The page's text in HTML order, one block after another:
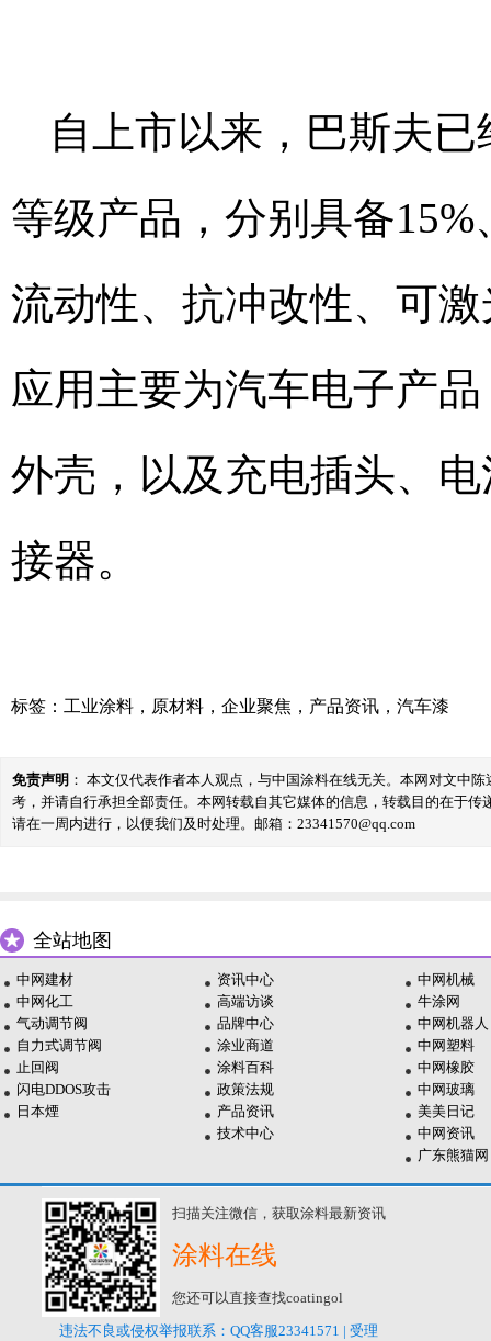
自上市以来，巴斯夫
等级产品，分别具备
流动性、抗冲改性、可
应用主要为汽车电子产
外壳，以及充电插头、
接器。
标签： 工业涂料 ， 原材料 ， 企业聚焦 ， 产品资讯 ， 汽车漆
免责声明 ： 本文仅代表作者本人观点，与中国涂料在线无关。本网对文中
考，并请自行承担全部责任。本网转载自其它媒体的信息，转载目的在于
请在一周内进行，以便我们及时处理。邮箱：23341570@qq.com
全站地图
中网建材
中网化工
气动调节阀
自力式调节阀
止回阀
闪电DDOS攻击
日本煙
资讯中心
高端访谈
品牌中心
涂业商道
涂料百科
政策法规
产品资讯
技术中心
中网机械
牛涂网
中网机器人
中网塑料
中网橡胶
中网玻璃
美美日记
中网资讯
广东熊猫网
扫描关注微信，获取涂料最新资讯
涂料在线
您还可以直接查找coatingol
违法不良或侵权举报联系：QQ客服23341571 | 受理